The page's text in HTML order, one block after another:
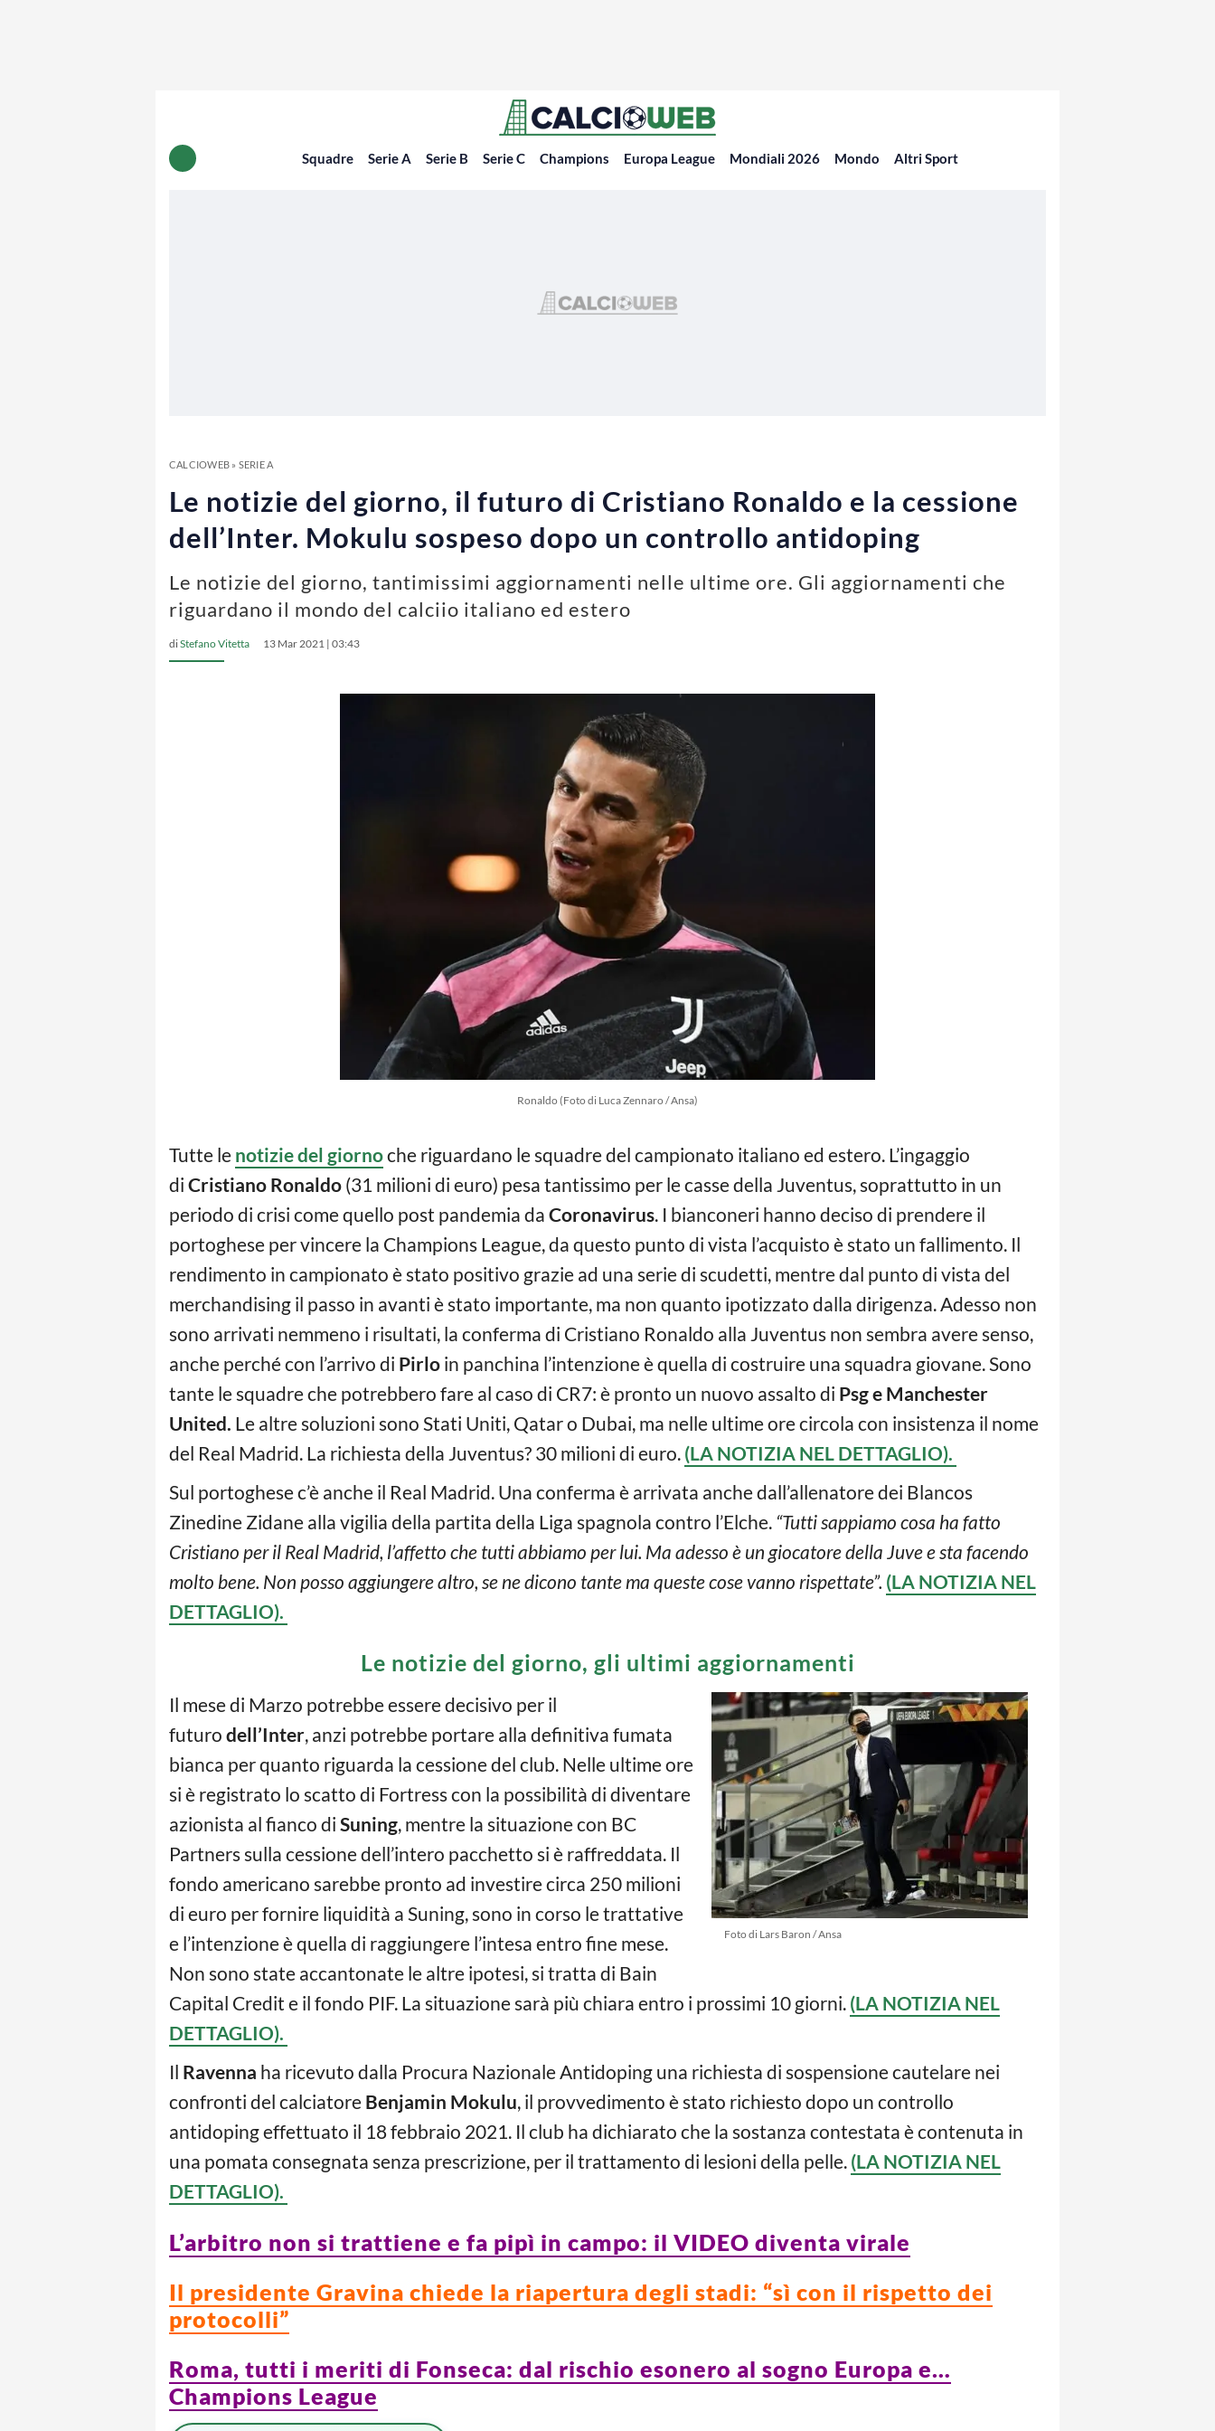
Squadre Serie A Serie B Serie C Champions Europa League Mondiali 2026 Mondo Altri Sport
CALCIOWEB» SERIE A
Le notizie del giorno, il futuro di Cristiano Ronaldo e la cessione
dell’Inter. Mokulu sospeso dopo un controllo antidoping
Le notizie del giorno, tantimissimi aggiornamenti nelle ultime ore. Gli aggiornamenti che
riguardano il mondo del calciio italiano ed estero
diStefano Vitetta 13 Mar 2021 | 03:43
Ronaldo (Foto di Luca Zennaro / Ansa)
Tutte le notizie del giornoche riguardano le squadre del campionato italiano ed estero. L’ingaggio
di Cristiano Ronaldo (31 milioni di euro) pesa tantissimo per le casse della Juventus, soprattutto in un
periodo di crisi come quello post pandemia da Coronavirus. I bianconeri hanno deciso di prendere il
portoghese per vincere la Champions League, da questo punto di vista l’acquisto è stato un fallimento. Il
rendimento in campionato è stato positivo grazie ad una serie di scudetti, mentre dal punto di vista del
merchandising il passo in avanti è stato importante, ma non quanto ipotizzato dalla dirigenza. Adesso non
sono arrivati nemmeno i risultati, la conferma di Cristiano Ronaldo alla Juventus non sembra avere senso,
anche perché con l’arrivo di Pirlo in panchina l’intenzione è quella di costruire una squadra giovane. Sono
tante le squadre che potrebbero fare al caso di CR7: è pronto un nuovo assalto di Psg e Manchester
United. Le altre soluzioni sono Stati Uniti, Qatar o Dubai, ma nelle ultime ore circola con insistenza il nome
del Real Madrid. La richiesta della Juventus? 30 milioni di euro. (LA NOTIZIA NEL DETTAGLIO).
Sul portoghese c’è anche il Real Madrid. Una conferma è arrivata anche dall’allenatore dei Blancos
Zinedine Zidane alla vigilia della partita della Liga spagnola contro l’Elche. “Tutti sappiamo cosa ha fatto
Cristiano per il Real Madrid, l’affetto che tutti abbiamo per lui. Ma adesso è un giocatore della Juve e sta facendo
molto bene. Non posso aggiungere altro, se ne dicono tante ma queste cose vanno rispettate”. (LA NOTIZIA NEL
DETTAGLIO).
Le notizie del giorno, gli ultimi aggiornamenti
Foto di Lars Baron / Ansa
Il mese di Marzo potrebbe essere decisivo per il
futuro dell’Inter, anzi potrebbe portare alla definitiva fumata
bianca per quanto riguarda la cessione del club. Nelle ultime ore
si è registrato lo scatto di Fortress con la possibilità di diventare
azionista al fianco di Suning, mentre la situazione con BC
Partners sulla cessione dell’intero pacchetto si è raffreddata. Il
fondo americano sarebbe pronto ad investire circa 250 milioni
di euro per fornire liquidità a Suning, sono in corso le trattative
e l’intenzione è quella di raggiungere l’intesa entro fine mese.
Non sono state accantonate le altre ipotesi, si tratta di Bain
Capital Credit e il fondo PIF. La situazione sarà più chiara entro i prossimi 10 giorni. (LA NOTIZIA NEL
DETTAGLIO).
Il Ravenna ha ricevuto dalla Procura Nazionale Antidoping una richiesta di sospensione cautelare nei
confronti del calciatore Benjamin Mokulu, il provvedimento è stato richiesto dopo un controllo
antidoping effettuato il 18 febbraio 2021. Il club ha dichiarato che la sostanza contestata è contenuta in
una pomata consegnata senza prescrizione, per il trattamento di lesioni della pelle. (LA NOTIZIA NEL
DETTAGLIO).
L’arbitro non si trattiene e fa pipì in campo: il VIDEO diventa virale
Il presidente Gravina chiede la riapertura degli stadi: “sì con il rispetto dei
protocolli”
Roma, tutti i meriti di Fonseca: dal rischio esonero al sogno Europa e…
Champions League